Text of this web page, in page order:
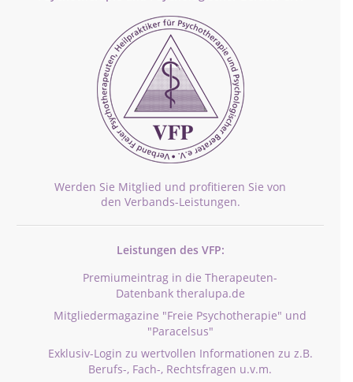
Werden Sie Mitglied und profitieren Sie von
den Verbands-Leistungen.
Leistungen des VFP:
Premiumeintrag in die Therapeuten-
Datenbank theralupa.de
Mitgliedermagazine "Freie Psychotherapie" und
"Paracelsus"
Exklusiv-Login zu wertvollen Informationen zu z.B.
Berufs-, Fach-, Rechtsfragen u.v.m.